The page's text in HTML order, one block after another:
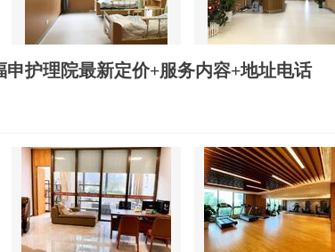
护理院最新定价+服务内容+地址电话